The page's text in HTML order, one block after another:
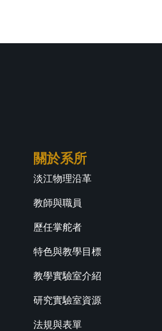
關於系所
淡江物理沿革
教師與職員
歷任掌舵者
特色與教學目標
教學實驗室介紹
研究實驗室資源
法規與表單